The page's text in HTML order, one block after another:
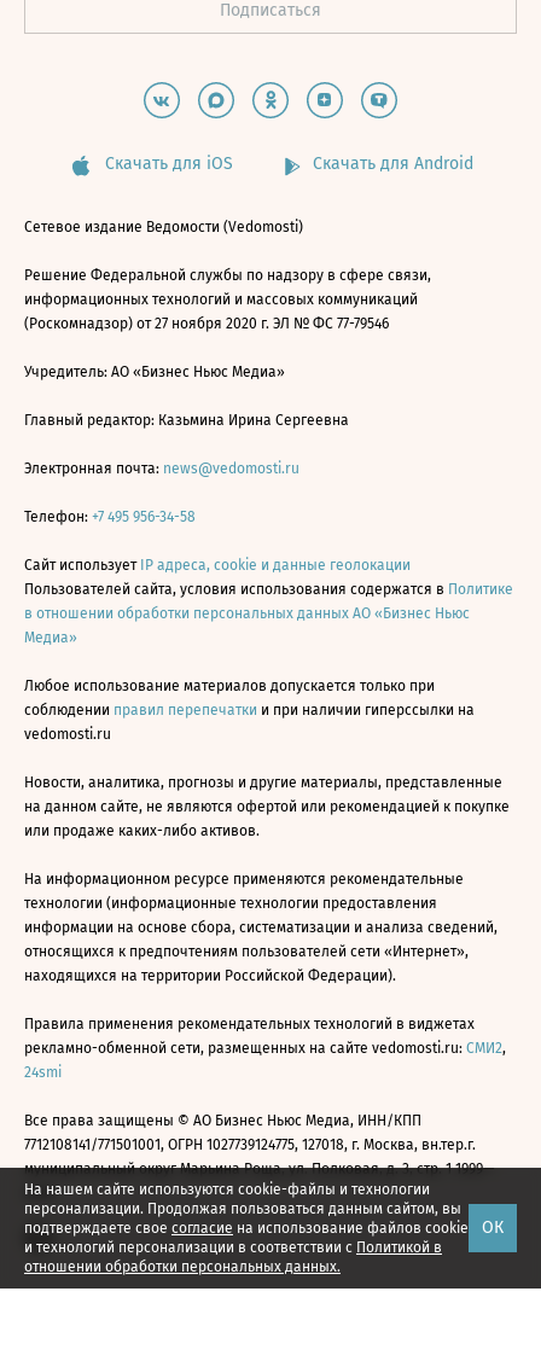
На нашем сайте используются cookie-файлы и технологии
персонализации. Продолжая пользоваться данным сайтом, вы
подтверждаете свое согласие на использование файлов cookie
и технологий персонализации в соответствии с Политикой в
отношении обработки персональных данных.
ОК
Скачать для iOS Скачать для Android
Сетевое издание Ведомости (Vedomosti)
Решение Федеральной службы по надзору в сфере связи,
информационных технологий и массовых коммуникаций
(Роскомнадзор) от 27 ноября 2020 г. ЭЛ № ФС 77-79546
Учредитель: АО «Бизнес Ньюс Медиа»
Главный редактор: Казьмина Ирина Сергеевна
Электронная почта: news@vedomosti.ru
Телефон: +7 495 956-34-58
Сайт использует IP адреса, cookie и данные геолокации
Пользователей сайта, условия использования содержатся в Политике
в отношении обработки персональных данных АО «Бизнес Ньюс
Медиа»
Любое использование материалов допускается только при
соблюдении правил перепечатки и при наличии гиперссылки на
vedomosti.ru
Новости, аналитика, прогнозы и другие материалы, представленные
на данном сайте, не являются офертой или рекомендацией к покупке
или продаже каких-либо активов.
На информационном ресурсе применяются рекомендательные
технологии (информационные технологии предоставления
информации на основе сбора, систематизации и анализа сведений,
относящихся к предпочтениям пользователей сети «Интернет»,
находящихся на территории Российской Федерации).
Правила применения рекомендательных технологий в виджетах
рекламно-обменной сети, размещенных на сайте vedomosti.ru: СМИ2,
24smi
Все права защищены © АО Бизнес Ньюс Медиа, ИНН/КПП
7712108141/771501001, ОГРН 1027739124775, 127018, г. Москва, вн.тер.г.
муниципальный округ Марьина Роща, ул. Полковая, д. 3, стр. 1 1999—
2026